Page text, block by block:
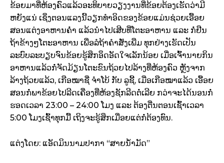
ຂ້ອຍມາທີ່ຫ້ອງຄົວແລ້ວອະທິບາຍວຽງງານທີ່ຂ້ອຍຕ້ອງເຮັດວ່າມີ
ຫຍັງແນ່ ເຊິ່ງຕອນແລງນີ້ວຽກທຳອິດຂອງຂ້ອຍແມ່ນຊ່ວຍເອື້ອຍ
ສອນແຕ່ງອາຫານຄ່ຳ ແລ້ວນຳໄປເສີບທີ່ໂຕະອາຫານ ແລະ ກໍ່ຢືນ
ຖ້າຂ້າງໆໂຕະອາຫານ ເພື່ອລໍຖ້າຄຳສັ່ງເພີ່ມ ທຸກຢ່າງເຮັດເປັນ
ລະບົບລະບຽບຈົນຂ້ອຍຮູ້ສຶກອຶດອັດໃຈເລັກນ້ອຍ ເມື່ອເຈົ້ານາຍກິນ
ອາຫານແລ້ວກໍ່ຈັດມ້ຽນໂຕະຂົນຖ້ວຍໄປລ້າງທີ່ຫ້ອງຄົວ ຫຼັງຈາກ
ລ້າງຖ້ວຍແລ້ວ,​ ເກືອໝາຊື່ ຈໍາໂບ້ ກັບ ລູຊີ້, ເມື່ອເກືອໝາແລ້ວ ເອື້ອຍ
ສອນກໍ່ພາຂ້ອຍໄປລີດເຄື່ອງທີ່ຫ້ອງຊັກລີດຕໍ່ເລີຍ ກວ່າຈະໄດ້ນອນກໍ່
ຮອດເວລາ 23:00 – 24:00 ໂມງ ແລະ ຕ້ອງຕື່ນຕອນເຊົ້າເວລາ
5:00 ໂມງເຊົ້າທຸກມື້ ເຖິງຈະຮູ້ສຶກເມື່ອຍແຕ່ກໍ່ຕ້ອງທົນ.
ແຕ່ງໂດຍ: ແອັດມິນນາມປາກາ “ສາຍນ້ຳມັດ”